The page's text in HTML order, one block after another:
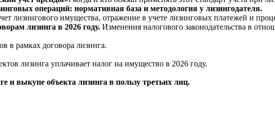
операций: нормативная база и методология у лизингодателя.
лизингового имущества, отражение в учете лизинговых платежей и
лизинга в 2026 году. Изменения налогового законодательства в
в рамках договора лизинга.
лизинга уплачивает налог на имущество в 2026 году.
и выкупе объекта лизинга в пользу третьих лиц.